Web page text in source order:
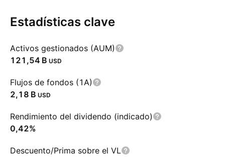
Estadísticas clave
Activos gestionados (AUM)
‪121,54 B‬ USD
Flujos de fondos (1A)
‪2,18 B‬ USD
Rendimiento del dividendo (indicado)
0,42%
Descuento/Prima sobre el VL